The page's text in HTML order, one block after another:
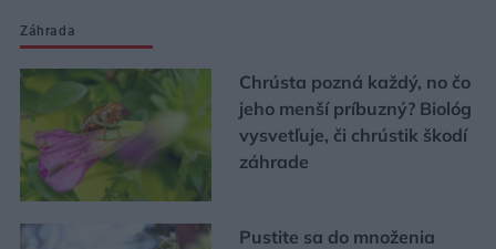
Záhrada
Chrústa pozná každý, no čo
jeho menší príbuzný? Biológ
vysvetľuje, či chrústik škodí
záhrade
Pustite sa do množenia